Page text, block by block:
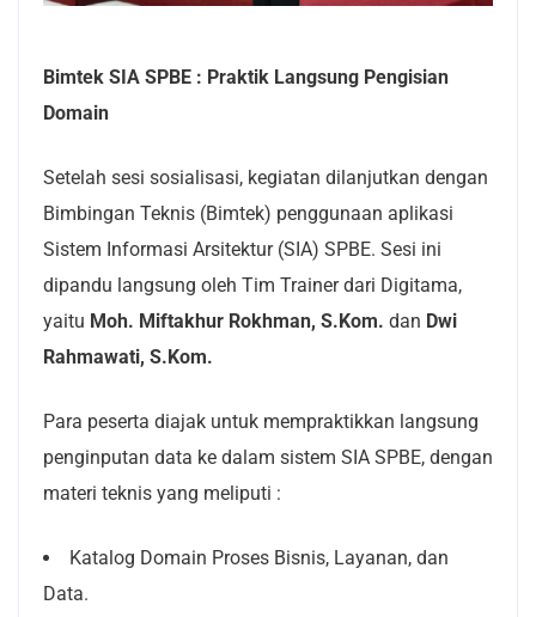
Bimtek SIA SPBE : Praktik Langsung Pengisian
Domain
Setelah sesi sosialisasi, kegiatan dilanjutkan dengan
Bimbingan Teknis (Bimtek) penggunaan aplikasi
Sistem Informasi Arsitektur (SIA) SPBE. Sesi ini
dipandu langsung oleh Tim Trainer dari Digitama,
yaitu Moh. Miftakhur Rokhman, S.Kom. dan Dwi
Rahmawati, S.Kom.
Para peserta diajak untuk mempraktikkan langsung
penginputan data ke dalam sistem SIA SPBE, dengan
materi teknis yang meliputi :
Katalog Domain Proses Bisnis, Layanan, dan
Data.